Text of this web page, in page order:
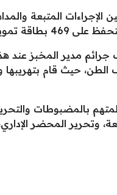
الإجراءات المتبعة
كان المتهم قد جمعها خلسة للاستيلاء على قيمة الدعم.
جرائم مدير المخبز
حيث قام بتهريبها
بالمضبوطات
وتحرير المحضر